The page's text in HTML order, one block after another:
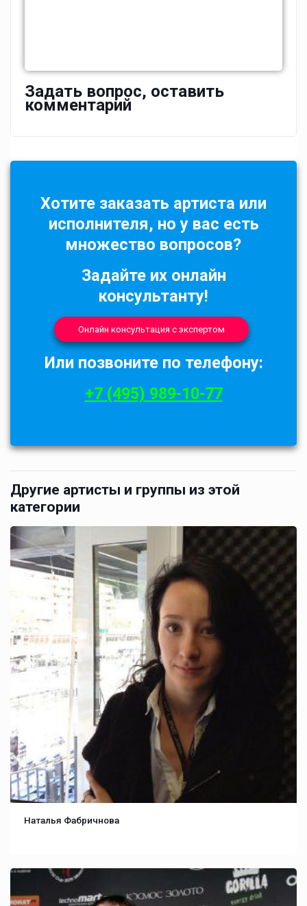
Задать вопрос, оставить
комментарий
Хотите заказать артиста или
исполнителя, но у вас есть
множество вопросов?
Задайте их онлайн
консультанту!
Онлайн консультация с экспертом
Или позвоните по телефону:
+7 (495) 989-10-77
Другие артисты и группы из этой
категории
Наталья Фабричнова